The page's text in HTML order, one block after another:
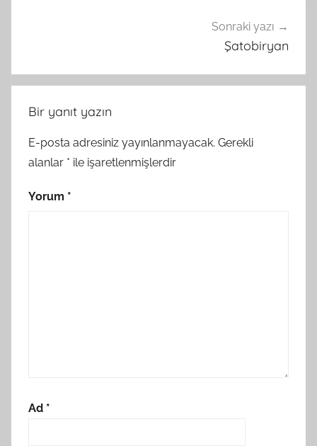
Sonraki yazı
Şatobiryan
Bir yanıt yazın
E-posta adresiniz yayınlanmayacak. Gerekli
alanlar * ile işaretlenmişlerdir
Yorum *
Ad *